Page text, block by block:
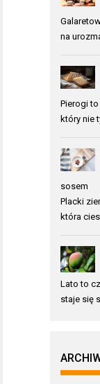
na
Pierogi
który nie
sosem
Placki
która
Lato to
staje się